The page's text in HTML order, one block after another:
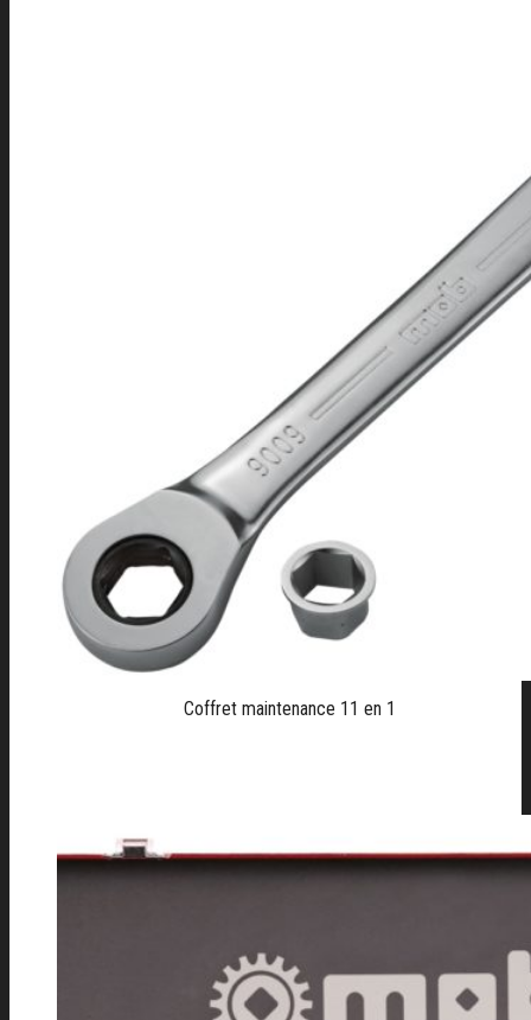
Coffret maintenance 11 en 1